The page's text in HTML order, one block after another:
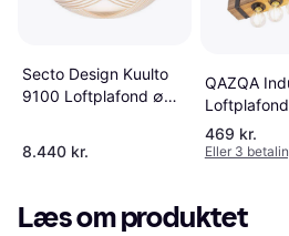
Secto Design Kuulto
9100 Loftplafond ∅
8.440 kr.
QAZQA
469 kr.
Eller 3
Læs om produktet